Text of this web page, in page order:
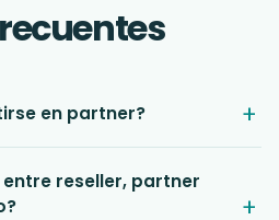
en partner?
reseller, partner